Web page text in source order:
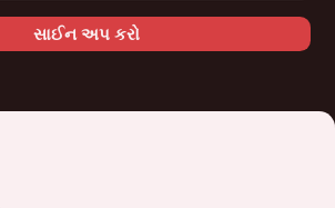
સાઈન અપ કરો